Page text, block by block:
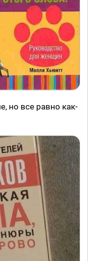
но все равно как-